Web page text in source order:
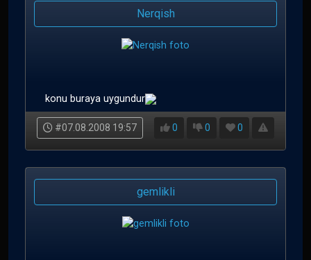
Nerqish
konu buraya uygundur
#07.08.2008 19:57 0 0 0
gemlikli